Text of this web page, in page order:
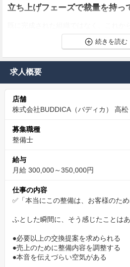
立ち上げフェーズで裁量を持っ
見がそのまま反映されるため、自分の
経験を“そのまま活かせる”即戦
これまでの整備経験を活かしながら、
長く続けられる働き方
残業を前提としない環境づくりを重視
仕組みを整えています。
✅【まずはWebカジュアル面談
まずは一度、お話だけでも聞きに来ま
履歴書や職務経歴書の準備は不要です
▼カジュアル面談のご予約はこちらか
https://timerex.net/s/
※URLをコピー＆ペーストしてご予約
求人概要
店舗
株式会社BUDDICA（バディカ） 高松
募集職種
整備士
給与
月給 300,000～350,000円
仕事の内容
✅「本当にこの整備は、お客様のた
ふとした瞬間に、そう感じたことは
●必要以上の交換提案を求められる
●売上のために整備内容を調整する
●本音を伝えづらい空気がある